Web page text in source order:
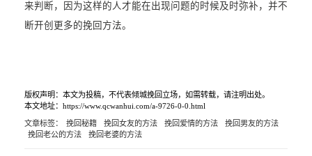
来判断，因为这样的人才能在出现问题的时候及时弥补，并不
断开创更多的挽回方法。
版权声明：本文为投稿，不代表倾城挽回立场，如需转载，请注明出处。
本文地址：https://www.qcwanhui.com/a-9726-0-0.html
文章标签： 挽回秘籍 挽回女友的方法 挽回爱情的方法
挽回男友的方法
挽回老公的方法
挽回老婆的方法